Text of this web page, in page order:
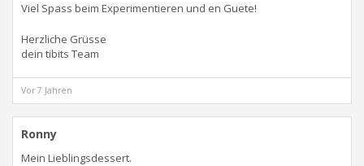
Viel Spass beim Experimentieren und en Guete!
Herzliche Grüsse
dein tibits Team
Vor 7 Jahren
Ronny
Mein Lieblingsdessert.